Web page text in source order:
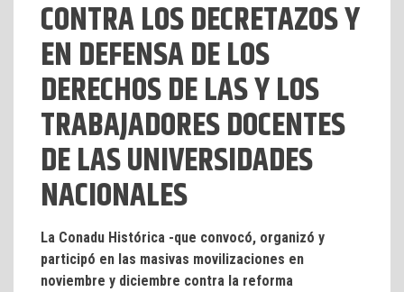
CONTRA LOS DECRETAZOS Y
EN DEFENSA DE LOS
DERECHOS DE LAS Y LOS
TRABAJADORES DOCENTES
DE LAS UNIVERSIDADES
NACIONALES
La Conadu Histórica -que convocó, organizó y
participó en las masivas movilizaciones en
noviembre y diciembre contra la reforma